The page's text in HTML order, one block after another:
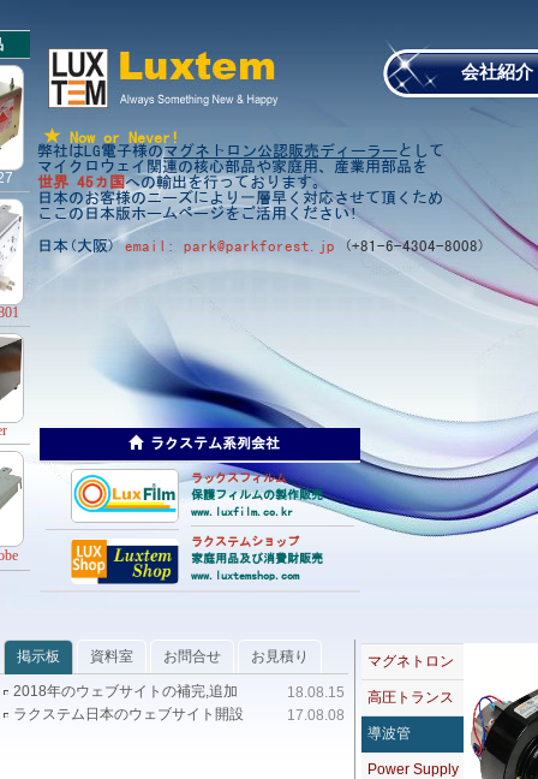
会社紹介
ラクステム系列会社
ラックスフィルム
保護フィルムの製作販売
www.luxfilm.co.kr
ラクステムショップ
家庭用品及び消費財販売
www.luxtemshop.com
Now or Never!
弊社はLG電子様のマグネトロン公認販売ディーラー として
マイクロウェイ関連の核心部品や家庭用、産業用部品を
世界 45ヵ国への輸出を行っております。
日本のお客様のニーズにより一層早く対応させて頂くため
ここの日本版ホームページ を ご活用ください!
日本(大阪)email: park@parkforest.jp (+81-6-4304-8008)
掲示板 資料室 お問合せ お見積り
2018年のウェブサイトの補完,追加
18.08.15
ラクステム日本のウェブサイト開設
17.08.08
マグネトロン
高圧トランス
導波管
Power Supply